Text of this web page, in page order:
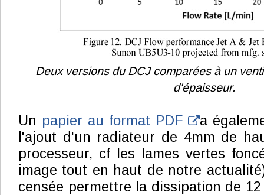
Deux versions du DCJ comparées à un
d'épaisseur.
Un papier au format PDF
a
l'ajout d'un radiateur de 4mm de
processeur, cf les lames vertes
image tout en haut de notre
censée permettre la dissipation de